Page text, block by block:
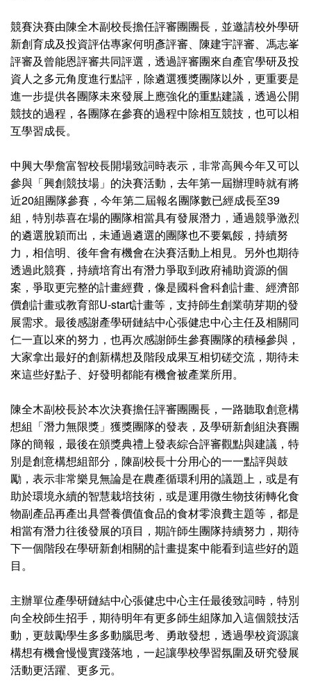
競賽決賽由陳全木副校長擔任評審團團長，並邀請校外學研
新創育成及投資評估專家何明彥評審、陳建宇評審、馮志峯
評審及曾能恩評審共同評選，透過評審團來自產官學研及投
資人之多元角度進行點評，除遴選獲獎團隊以外，更重要是
進一步提供各團隊未來發展上應強化的重點建議，透過公開
競技的過程，各團隊在參賽的過程中除相互競技，也可以相
互學習成長。
中興大學詹富智校長開場致詞時表示，非常高興今年又可以
參與「興創競技場」的決賽活動，去年第一屆辦理時就有將
近20組團隊參賽，今年第二屆報名團隊數已經成長至39
組，特別恭喜在場的團隊相當具有發展潛力，通過競爭激烈
的遴選脫穎而出，未通過遴選的團隊也不要氣餒，持續努
力，相信明、後年會有機會在決賽活動上相見。另外也期待
透過此競賽，持續培育出有潛力爭取到政府補助資源的個
案，爭取更完整的計畫經費，像是國科會科創計畫、經濟部
價創計畫或教育部U-start計畫等，支持師生創業萌芽期的發
展需求。最後感謝產學研鏈結中心張健忠中心主任及相關同
仁一直以來的努力，也再次感謝師生參賽團隊的積極參與，
大家拿出最好的創新構想及階段成果互相切磋交流，期待未
來這些好點子、好發明都能有機會被產業所用。
陳全木副校長於本次決賽擔任評審團團長，一路聽取創意構
想組「潛力無限獎」獲獎團隊的發表，及學研新創組決賽團
隊的簡報，最後在頒獎典禮上發表綜合評審觀點與建議，特
別是創意構想組部分，陳副校長十分用心的一一點評與鼓
勵，表示非常樂見無論是在農產循環利用的議題上，或是有
助於環境永續的智慧栽培技術，或是運用微生物技術轉化食
物副產品再產出具營養價值食品的食材零浪費主題等，都是
相當有潛力往後發展的項目，期許師生團隊持續努力，期待
下一個階段在學研新創相關的計畫提案中能看到這些好的題
目。
主辦單位產學研鏈結中心張健忠中心主任最後致詞時，特別
向全校師生招手，期待明年有更多師生組隊加入這個競技活
動，更鼓勵學生多多動腦思考、勇敢發想，透過學校資源讓
構想有機會慢慢實踐落地，一起讓學校學習氛圍及研究發展
活動更活躍、更多元。